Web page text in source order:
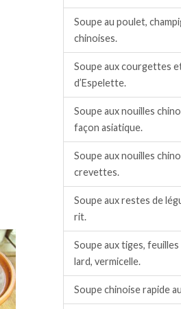
Soupe au poulet,
chinoises.
Soupe aux courgettes
d’Espelette.
Soupe aux nouilles
façon asiatique.
Soupe aux nouilles
crevettes.
Soupe aux restes de
rit.
Soupe aux tiges,
lard, vermicelle.
Soupe chinoise rapide